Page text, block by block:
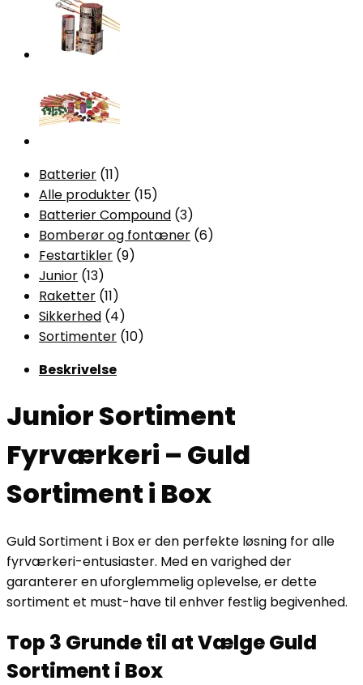
Junior
Sortiment
Fyrværkeri
Batterier 1111
varer
Alle produkter 1515
varer
Batterier Compound 33
varer
Bomberør og fontæner 66
Festartikler 99
Junior 1313
varer
Raketter 1111
varer
Sikkerhed 44
varer
Sortimenter 1010
Beskrivelse
Junior Sortiment
Fyrværkeri – Guld
Sortiment i Box
Guld Sortiment i Box er den perfekte løsning for alle
fyrværkeri-entusiaster. Med en varighed der
garanterer en uforglemmelig oplevelse, er dette
sortiment et must-have til enhver festlig begivenhed.
Top 3 Grunde til at Vælge Guld
Sortiment i Box